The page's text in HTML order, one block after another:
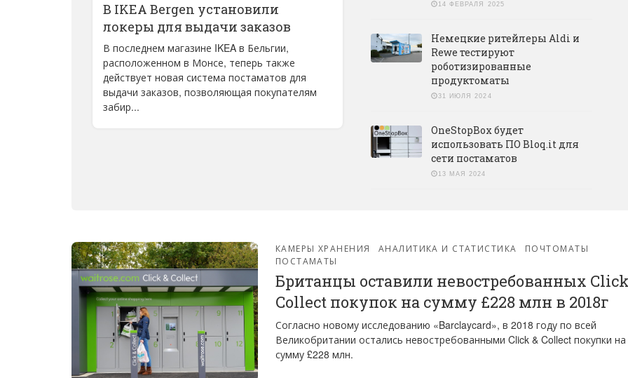
В IKEA Bergen установили
локеры для выдачи заказов
В последнем магазине IKEA в Бельгии,
расположенном в Монсе, теперь также
действует новая система постаматов для
выдачи заказов, позволяющая покупателям
забир...
14 ФЕВРАЛЯ 2025
Немецкие ритейлеры Aldi и
Rewe тестируют
роботизированные
продуктоматы
31 ИЮЛЯ 2024
OneStopBox будет
использовать ПО Bloq.it для
сети постаматов
13 МАЯ 2024
КАМЕРЫ ХРАНЕНИЯ АНАЛИТИКА И СТАТИСТИКА
ПОЧТОМАТЫ
ПОСТАМАТЫ
Британцы оставили невостребованных
Collect покупок на сумму £228 млн в 2018г
Согласно новому исследованию «Barclaycard», в 2018 году по всей
Великобритании остались невостребованными Click & Collect покупки на
сумму £228 млн.